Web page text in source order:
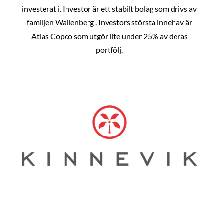
investerat i. Investor är ett stabilt bolag som drivs av
familjen Wallenberg . Investors största innehav är
Atlas Copco som utgör lite under 25% av deras
portfölj.